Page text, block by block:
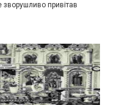
привітав